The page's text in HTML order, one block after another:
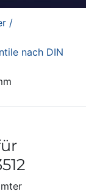
/
nach DIN